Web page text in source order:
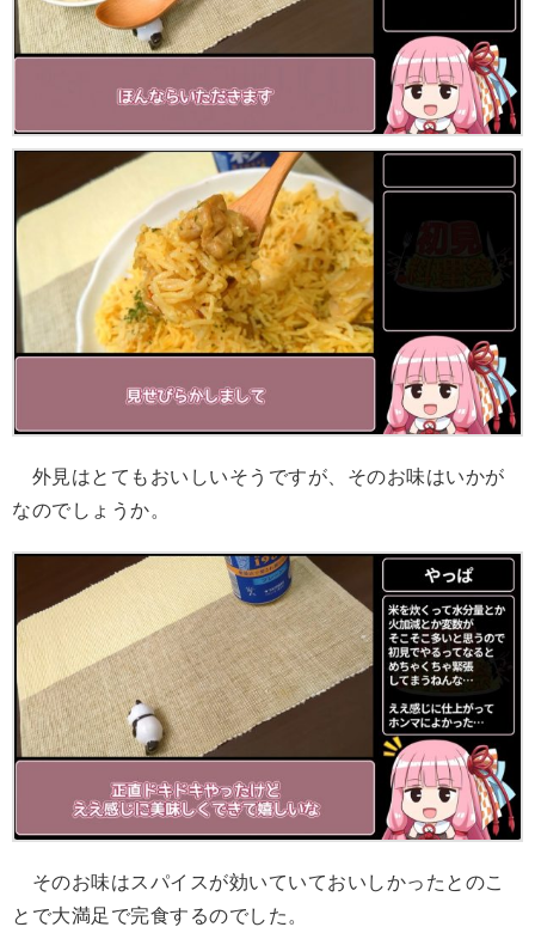
外見はとてもおいしいそうですが、そのお味はいかが
なのでしょうか。
そのお味はスパイスが効いていておいしかったとのこ
とで大満足で完食するのでした。